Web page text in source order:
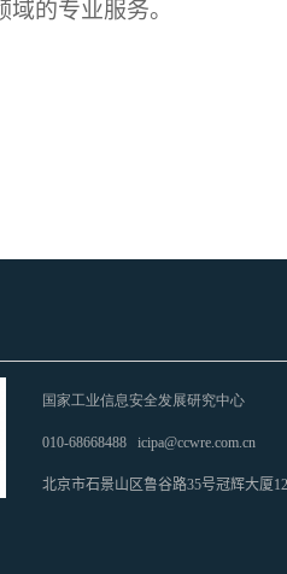
的专业服务。
国家工业信息安全发展研究中心
010-68668488 icipa@ccwre.com.cn
北京市石景山区鲁谷路35号冠辉大厦